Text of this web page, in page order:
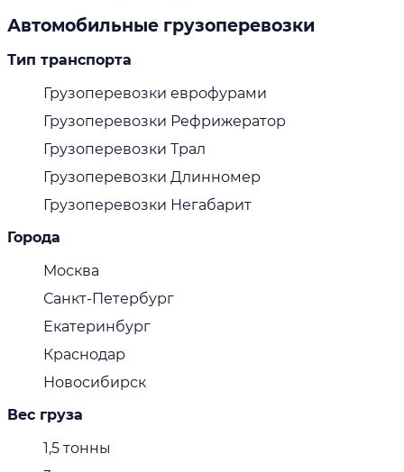
Автомобильные грузоперевозки
Тип транспорта
Грузоперевозки еврофурами
Грузоперевозки Рефрижератор
Грузоперевозки Трал
Грузоперевозки Длинномер
Грузоперевозки Негабарит
Города
Москва
Санкт-Петербург
Екатеринбург
Краснодар
Новосибирск
Вес груза
1,5 тонны